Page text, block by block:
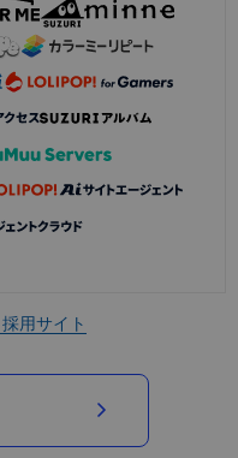
採用サイト